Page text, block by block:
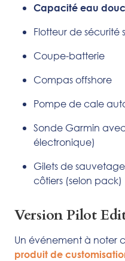
Capacité eau
Flotteur de sécurité
Coupe-batterie
Compas offshore
Pompe de cale
Sonde Garmin
électronique)
Gilets de
côtiers (selon pack)
Version Pilot
Un événement à noter
produit de